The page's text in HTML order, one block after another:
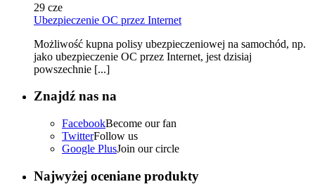
29 cze
Ubezpieczenie OC przez Internet
Możliwość kupna polisy ubezpieczeniowej na samochód, np.
jako ubezpieczenie OC przez Internet, jest dzisiaj
powszechnie [...]
Znajdź nas na
FacebookBecome our fan
TwitterFollow us
Google PlusJoin our circle
Najwyżej oceniane produkty